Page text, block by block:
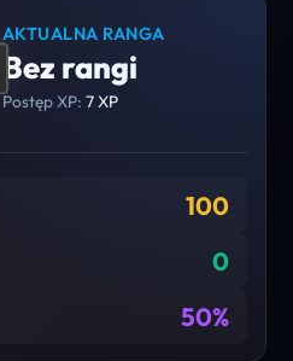
AKTUALNA RANGA
Bez rangi
Postęp XP: 7 XP
100
0
50%